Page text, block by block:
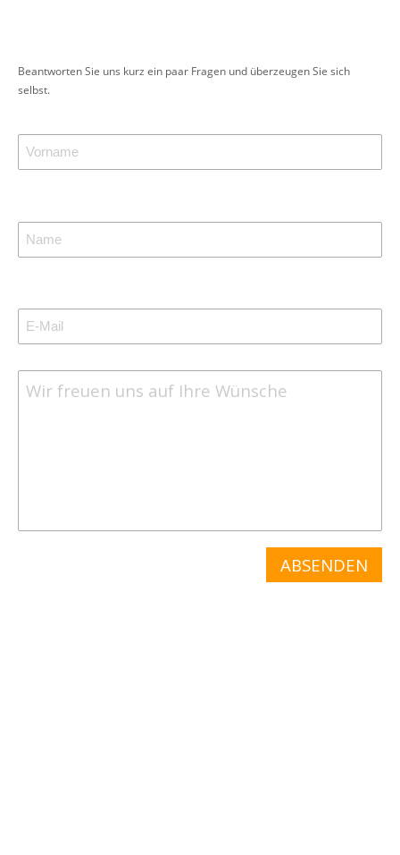
Beantworten Sie uns kurz ein paar Fragen und überzeugen Sie sich
selbst.